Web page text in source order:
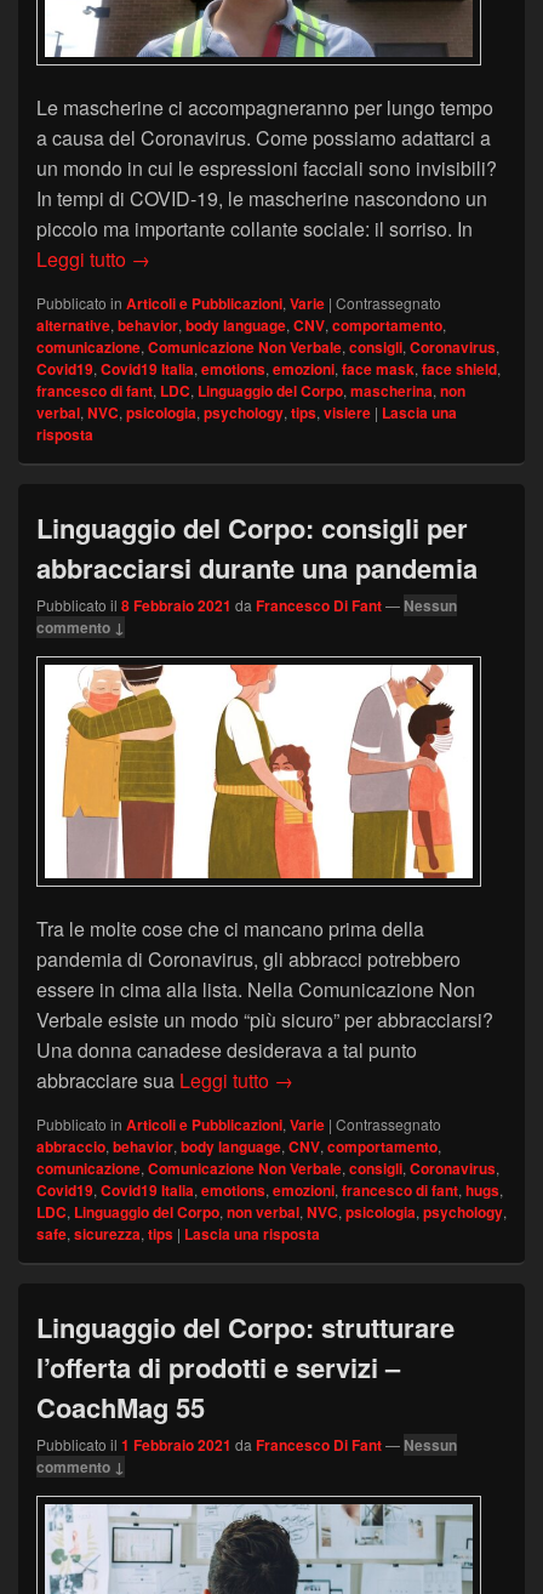
Le mascherine ci accompagneranno per lungo tempo
a causa del Coronavirus. Come possiamo adattarci a
un mondo in cui le espressioni facciali sono invisibili?
In tempi di COVID-19, le mascherine nascondono un
piccolo ma importante collante sociale: il sorriso. In
Leggi tutto Mascherine e sorrisi nascosti: le alternative
→
Pubblicato in Articoli e Pubblicazioni, Varie | Contrassegnato
alternative, behavior, body language, CNV, comportamento,
comunicazione, Comunicazione Non Verbale, consigli, Coronavirus,
Covid19, Covid19 Italia, emotions, emozioni, face mask, face shield,
francesco di fant, LDC, Linguaggio del Corpo, mascherina, non
verbal, NVC, psicologia, psychology, tips, visiere | Lascia una
risposta
Linguaggio del Corpo: consigli per
abbracciarsi durante una pandemia
Pubblicato il 8 Febbraio 2021 da Francesco Di Fant— Nessun
commento ↓
Tra le molte cose che ci mancano prima della
pandemia di Coronavirus, gli abbracci potrebbero
essere in cima alla lista. Nella Comunicazione Non
Verbale esiste un modo “più sicuro” per abbracciarsi?
Una donna canadese desiderava a tal punto
abbracciare sua Leggi tutto Linguaggio del Corpo:
→
Pubblicato in Articoli e Pubblicazioni, Varie | Contrassegnato
abbraccio, behavior, body language, CNV, comportamento,
comunicazione, Comunicazione Non Verbale, consigli, Coronavirus,
Covid19, Covid19 Italia, emotions, emozioni, francesco di fant, hugs,
LDC, Linguaggio del Corpo, non verbal, NVC, psicologia, psychology,
safe, sicurezza, tips | Lascia una risposta
Linguaggio del Corpo: strutturare
l’offerta di prodotti e servizi –
CoachMag 55
Pubblicato il 1 Febbraio 2021 da Francesco Di Fant— Nessun
commento ↓